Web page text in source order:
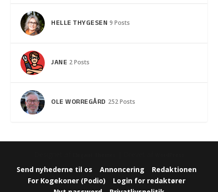
HELLE THYGESEN 9 Posts
JANE 2 Posts
OLE WORREGÅRD 252 Posts
Send nyhederne til os Annoncering
Redaktionen
For Kogekoner (Podio)
Login for redaktører